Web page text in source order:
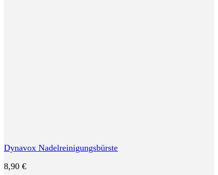
Dynavox Nadelreinigungsbürste
8,90 €